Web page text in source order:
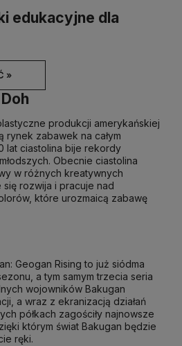
edukacyjne dla
»
produkcji amerykańskiej
rynek zabawek na całym
lat ciastolina bije rekordy
Obecnie ciastolina
w różnych kreatywnych
się rozwija i pracuje nad
które urozmaicą zabawę
Geogan Rising to już siódma
a tym samym trzecia seria
wojowników Bakugan
a wraz z ekranizacją działań
półkach zagościły najnowsze
którym świat Bakugan będzie
ręki.